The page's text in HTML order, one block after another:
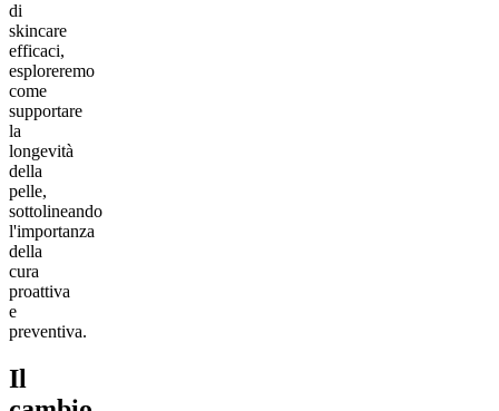
di
skincare
efficaci,
esploreremo
come
supportare
la
longevità
della
pelle,
sottolineando
l'importanza
della
cura
proattiva
e
preventiva.
Il